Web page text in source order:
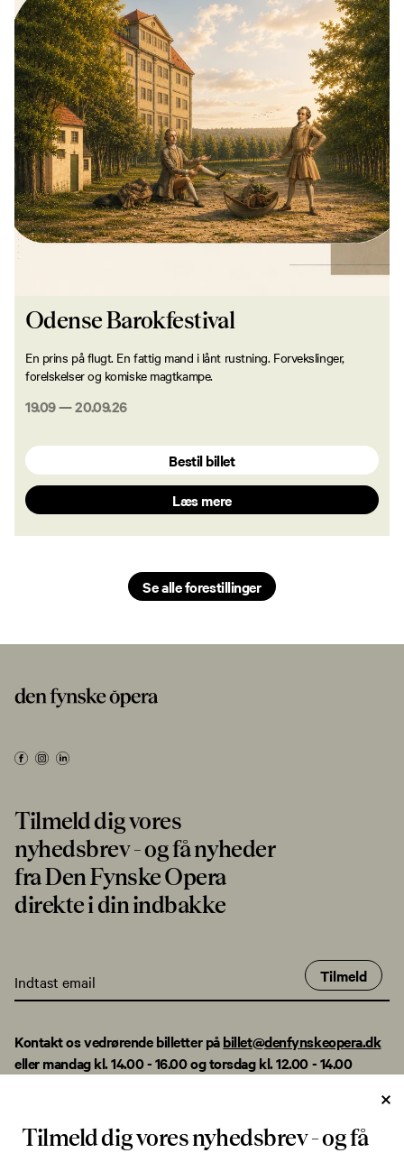
Odense Barokfestival
En prins på flugt. En fattig mand i lånt rustning. Forvekslinger,
forelskelser og komiske magtkampe.
19.09—20.09.26
Bestil billet
Læs mere
Se alle forestillinger
Tilmeld dig vores
nyhedsbrev - og få nyheder
fra Den Fynske Opera
direkte i din indbakke
Tilmeld
Kontakt os vedrørende billetter påbillet@denfynskeopera.dk
eller mandag kl. 14.00 - 16.00 og torsdag kl. 12.00 - 14.00
Tilmeld dig vores nyhedsbrev - og få